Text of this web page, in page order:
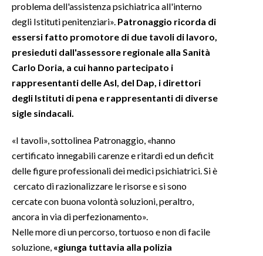
problema dell'assistenza psichiatrica all'interno
degli Istituti penitenziari». Patronaggio ricorda di
essersi fatto promotore di due tavoli di lavoro,
presieduti dall'assessore regionale alla Sanità
Carlo Doria, a cui hanno partecipato i
rappresentanti delle Asl, del Dap, i direttori
degli Istituti di pena e rappresentanti di diverse
sigle sindacali.
«I tavoli», sottolinea Patronaggio, «hanno
certificato innegabili carenze e ritardi ed un deficit
delle figure professionali dei medici psichiatrici. Si è
cercato di razionalizzare le risorse e si sono
cercate con buona volontà soluzioni, peraltro,
ancora in via di perfezionamento».
Nelle more di un percorso, tortuoso e non di facile
soluzione, «giunga tuttavia alla polizia